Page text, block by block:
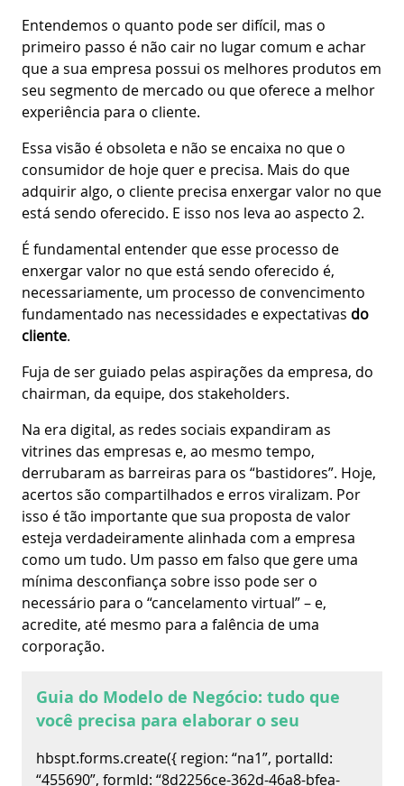
Entendemos o quanto pode ser difícil, mas o
primeiro passo é não cair no lugar comum e achar
que a sua empresa possui os melhores produtos em
seu segmento de mercado ou que oferece a melhor
experiência para o cliente.
Essa visão é obsoleta e não se encaixa no que o
consumidor de hoje quer e precisa. Mais do que
adquirir algo, o cliente precisa enxergar valor no que
está sendo oferecido. E isso nos leva ao aspecto 2.
É fundamental entender que esse processo de
enxergar valor no que está sendo oferecido é,
necessariamente, um processo de convencimento
fundamentado nas necessidades e expectativas do
cliente.
Fuja de ser guiado pelas aspirações da empresa, do
chairman, da equipe, dos stakeholders.
Na era digital, as redes sociais expandiram as
vitrines das empresas e, ao mesmo tempo,
derrubaram as barreiras para os “bastidores”. Hoje,
acertos são compartilhados e erros viralizam. Por
isso é tão importante que sua proposta de valor
esteja verdadeiramente alinhada com a empresa
como um tudo. Um passo em falso que gere uma
mínima desconfiança sobre isso pode ser o
necessário para o “cancelamento virtual” – e,
acredite, até mesmo para a falência de uma
corporação.
Guia do Modelo de Negócio: tudo que
você precisa para elaborar o seu
hbspt.forms.create({ region: “na1”, portalId:
“455690”, formId: “8d2256ce-362d-46a8-bfea-